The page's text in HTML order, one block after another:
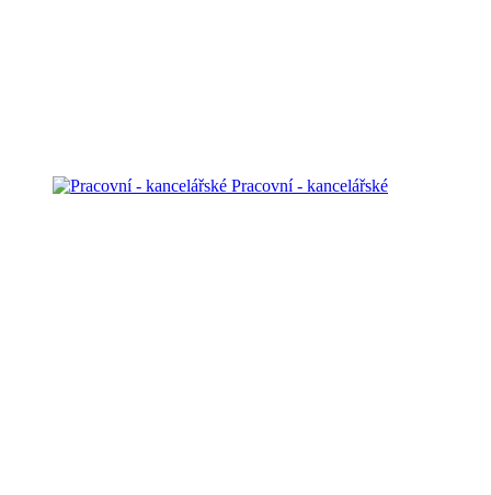
Pracovní - kancelářské